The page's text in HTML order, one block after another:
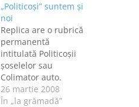
„Politicoşi” suntem şi
noi
Replica are o rubrică
permanentă
intitulată Politicoşii
şoselelor sau
Colimator auto.
Adică Remus
"vânează" maşini
26 martie 2008
În „la grămadă”